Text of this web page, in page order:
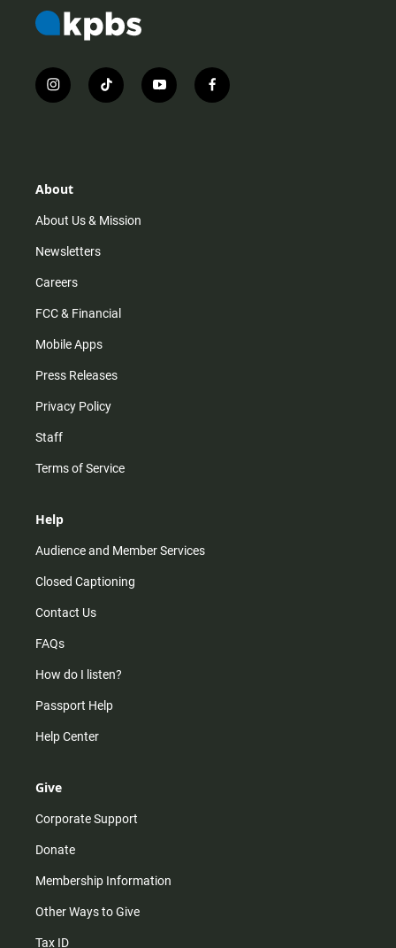
i
n
r
m
t
i
y
o
f
a
About
About Us & Mission
Newsletters
Careers
FCC & Financial
Mobile Apps
Press Releases
Privacy Policy
Staff
Terms of Service
Help
Audience and Member Services
Closed Captioning
Contact Us
FAQs
How do I listen?
Passport Help
Help Center
Give
Corporate Support
Donate
Membership Information
Other Ways to Give
Tax ID